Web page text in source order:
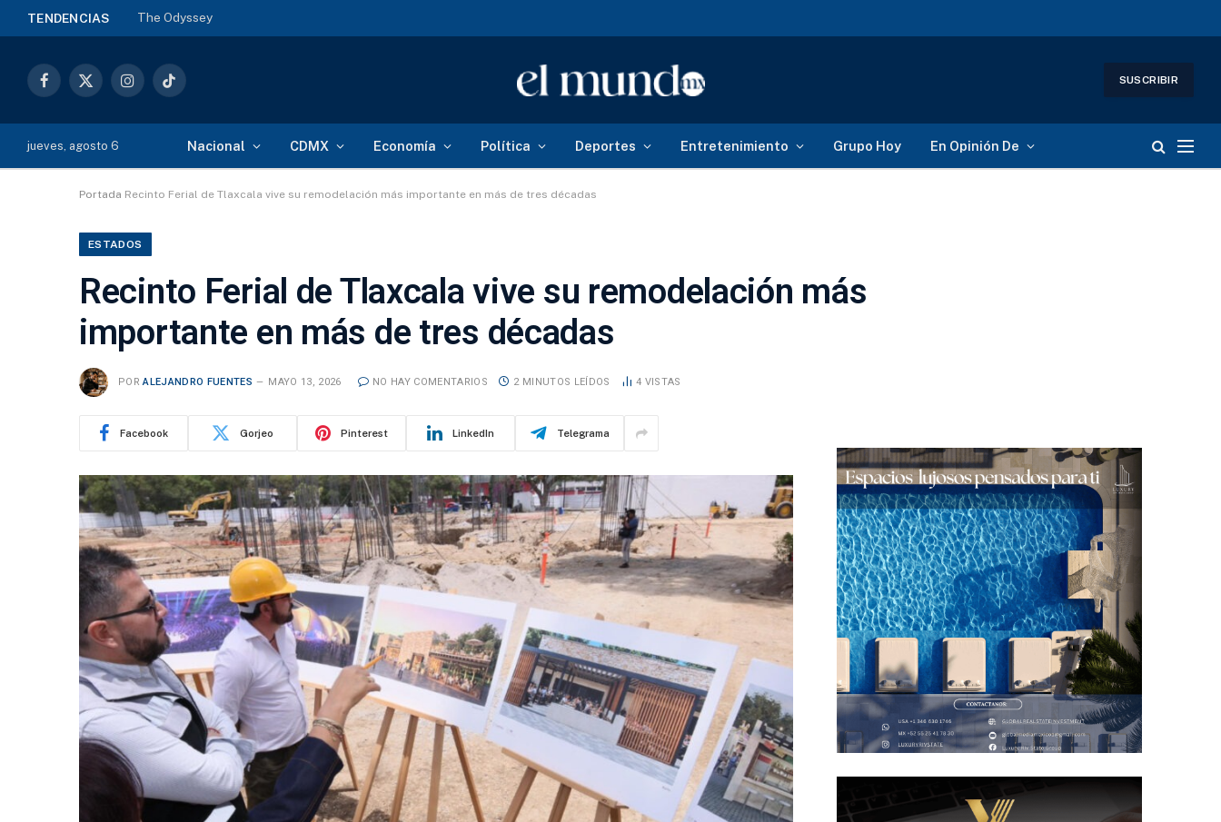
TENDENCIAS The Odyssey
Facebook
X
InstagramTikTok
SUSCRIBIR
jueves, agosto 6 Nacional CDMX Economía Política Deportes Entretenimiento Grupo Hoy En Opinión De
Portada Recinto Ferial de Tlaxcala vive su remodelación más importante en más de tres décadas
ESTADOS
Recinto Ferial de Tlaxcala vive su remodelación más
importante en más de tres décadas
POR ALEJANDRO FUENTES MAYO 13, 2026 NO HAY COMENTARIOS 2 MINUTOS LEÍDOS 4 VISTAS
Facebook Gorjeo Pinterest LinkedIn Telegrama